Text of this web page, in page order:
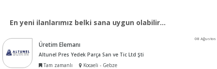
En yeni ilanlarımız belki sana uygun olabilir...
08 Ağustos
Üretim Elemanı
Altunel Pres Yedek Parça San ve Tic Ltd Şti
Tam zamanlı
Kocaeli - Gebze